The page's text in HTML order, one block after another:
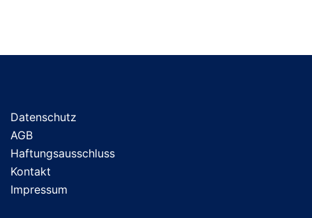
Datenschutz
AGB
Haftungsausschluss
Kontakt
Impressum